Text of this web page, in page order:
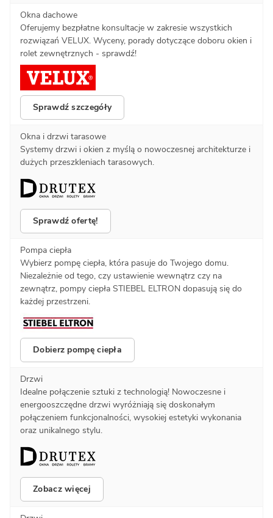
Okna dachowe
Oferujemy bezpłatne konsultacje w zakresie wszystkich
rozwiązań VELUX. Wyceny, porady dotyczące doboru okien i
rolet zewnętrznych - sprawdź!
Sprawdź szczegóły
Okna i drzwi tarasowe
Systemy drzwi i okien z myślą o nowoczesnej architekturze i
dużych przeszkleniach tarasowych.
Sprawdź ofertę!
Pompa ciepła
Wybierz pompę ciepła, która pasuje do Twojego domu.
Niezależnie od tego, czy ustawienie wewnątrz czy na
zewnątrz, pompy ciepła STIEBEL ELTRON dopasują się do
każdej przestrzeni.
Dobierz pompę ciepła
Drzwi
Idealne połączenie sztuki z technologią! Nowoczesne i
energooszczędne drzwi wyróżniają się doskonałym
połączeniem funkcjonalności, wysokiej estetyki wykonania
oraz unikalnego stylu.
Zobacz więcej